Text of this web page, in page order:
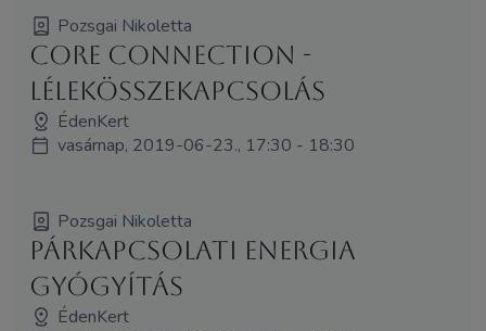
Pozsgai Nikoletta
Core Connection -
LélekÖsszekapcsolás
ÉdenKert
vasárnap, 2019-06-23., 17:30 - 18:30
Pozsgai Nikoletta
Párkapcsolati Energia
Gyógyítás
ÉdenKert